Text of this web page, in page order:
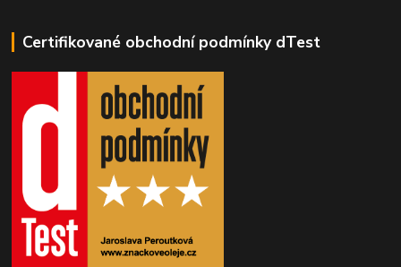
Certifikované obchodní podmínky dTest